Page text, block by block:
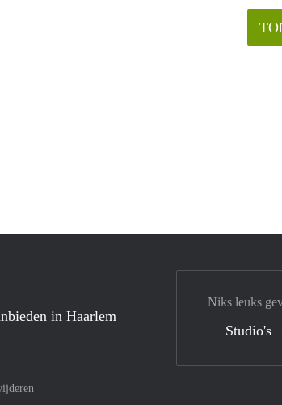
in Haarlem
Niks leuks
Studio's